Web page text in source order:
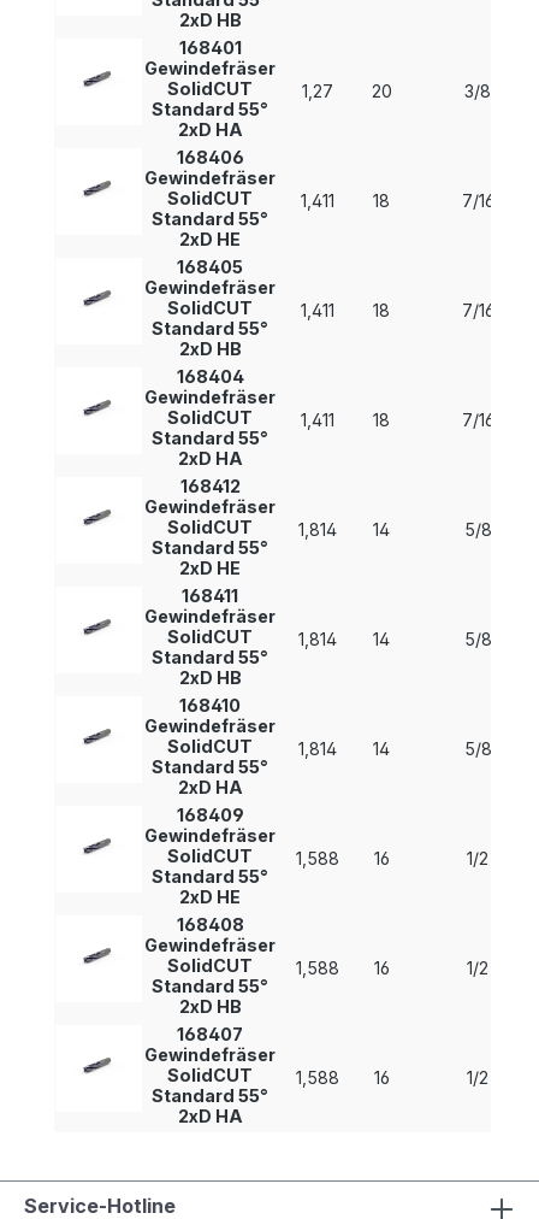
2xD HB
168401
Gewindefräser
SolidCUT
Standard 55°
2xD HA
1,27 20 3/8
168406
Gewindefräser
SolidCUT
Standard 55°
2xD HE
1,411 18 7/16
168405
Gewindefräser
SolidCUT
Standard 55°
2xD HB
1,411 18 7/16
168404
Gewindefräser
SolidCUT
Standard 55°
2xD HA
1,411 18 7/16
168412
Gewindefräser
SolidCUT
Standard 55°
2xD HE
1,814 14 5/8
168411
Gewindefräser
SolidCUT
Standard 55°
2xD HB
1,814 14 5/8
168410
Gewindefräser
SolidCUT
Standard 55°
2xD HA
1,814 14 5/8
168409
Gewindefräser
SolidCUT
Standard 55°
2xD HE
1,588 16 1/2
168408
Gewindefräser
SolidCUT
Standard 55°
2xD HB
1,588 16 1/2
168407
Gewindefräser
SolidCUT
Standard 55°
2xD HA
1,588 16 1/2
Service-Hotline